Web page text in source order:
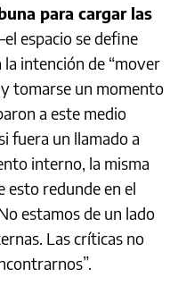
para cargar las
espacio se define
intención de “mover
tomarse un momento
a este medio
fuera un llamado a
interno, la misma
esto redunde en el
estamos de un lado
Las críticas no